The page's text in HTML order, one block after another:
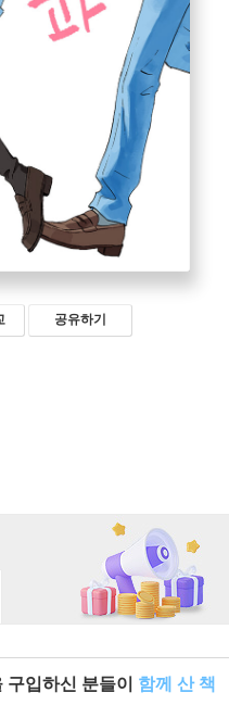
공유하기
구입하신 분들이 함께 산 책